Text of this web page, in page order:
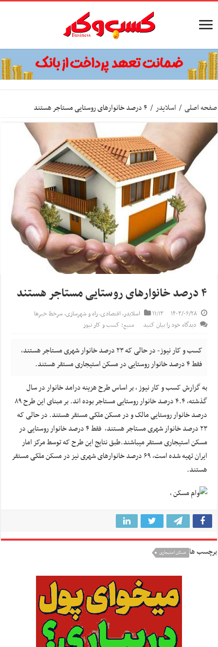
صفحه اصلی / اسلایدر / ۴ درصد خانوارهای روستایی مستاجر هستند
۴ درصد خانوارهای روستایی مستاجر هستند
۱۴۰۳/۰۶/۲۸ ۱۱:۱۳ اسلایدر,اقتصادی,راه و شهرسازی,سرخط خبرها
دیدگاه خود را بیان کنید
منبع: کسب و کار نیوز
کسب و کار نیوز- در حالی که ۲۳ درصد خانوار شهری مستاجر هستند،
فقط ۴ درصد خانوار روستایی در مسکن استیجاری مستقر هستند.
به گزارش کسب و کار نیوز ، بر اساس طرح هزینه درامد خانوار در سال
گذشته، ۴.۴ درصد خانوار روستایی مستاجر بوده اند. بر مبنای این طرح ۸۹
درصد خانوار روستایی مالک و در مسکن ملکی مستقر هستند. در حالی که
۲۳ درصد خانوار شهری مستاجر هستند، فقط ۴ درصد خانوار روستایی در
مسکن استیجاری مستقر میباشند.طبق نتایج این طرح که توسط مرکز امار
ایران تهیه شده است، ۶۹ درصد خانوارهای شهری نیز در مسکن ملکی مستقر
هستند.
برچسب ها مسکن استیجاری